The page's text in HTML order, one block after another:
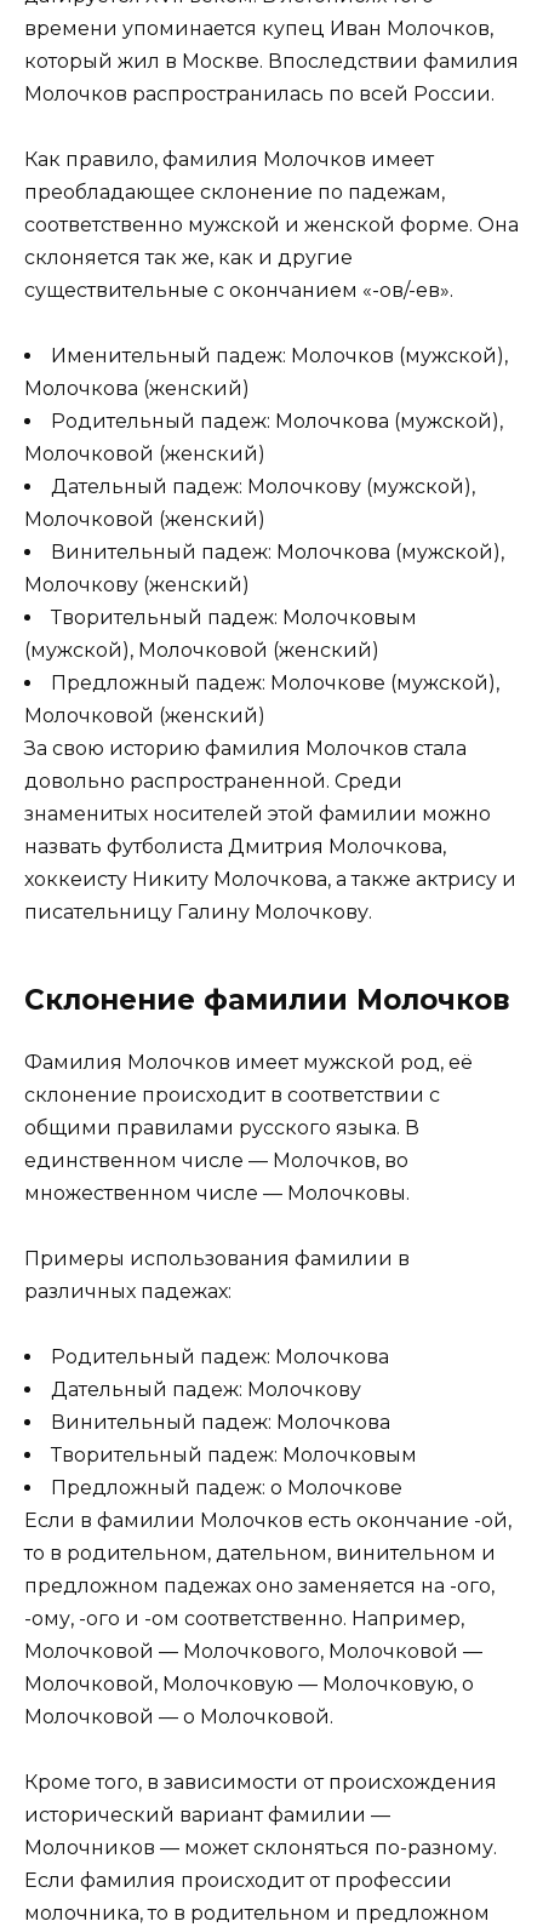
времени упоминается купец Иван Молочков,
который жил в Москве. Впоследствии фамилия
Молочков распространилась по всей России.
Как правило, фамилия Молочков имеет
преобладающее склонение по падежам,
соответственно мужской и женской форме. Она
склоняется так же, как и другие
существительные с окончанием «-ов/-ев».
Именительный падеж: Молочков (мужской),
Молочкова (женский)
Родительный падеж: Молочкова (мужской),
Молочковой (женский)
Дательный падеж: Молочкову (мужской),
Молочковой (женский)
Винительный падеж: Молочкова (мужской),
Молочкову (женский)
Творительный падеж: Молочковым
(мужской), Молочковой (женский)
Предложный падеж: Молочкове (мужской),
Молочковой (женский)
За свою историю фамилия Молочков стала
довольно распространенной. Среди
знаменитых носителей этой фамилии можно
назвать футболиста Дмитрия Молочкова,
хоккеисту Никиту Молочкова, а также актрису и
писательницу Галину Молочкову.
Склонение фамилии Молочков
Фамилия Молочков имеет мужской род, её
склонение происходит в соответствии с
общими правилами русского языка. В
единственном числе — Молочков, во
множественном числе — Молочковы.
Примеры использования фамилии в
различных падежах:
Родительный падеж: Молочкова
Дательный падеж: Молочкову
Винительный падеж: Молочкова
Творительный падеж: Молочковым
Предложный падеж: о Молочкове
Если в фамилии Молочков есть окончание -ой,
то в родительном, дательном, винительном и
предложном падежах оно заменяется на -ого,
-ому, -ого и -ом соответственно. Например,
Молочковой — Молочкового, Молочковой —
Молочковой, Молочковую — Молочковую, о
Молочковой — о Молочковой.
Кроме того, в зависимости от происхождения
исторический вариант фамилии —
Молочников — может склоняться по-разному.
Если фамилия происходит от профессии
молочника, то в родительном и предложном